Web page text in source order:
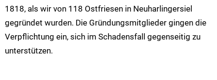
1818, als wir von 118 Ostfriesen in Neuharlingersiel
gegründet wurden. Die Gründungsmitglieder gingen die
Verpflichtung ein, sich im Schadensfall gegenseitig zu
unterstützen.